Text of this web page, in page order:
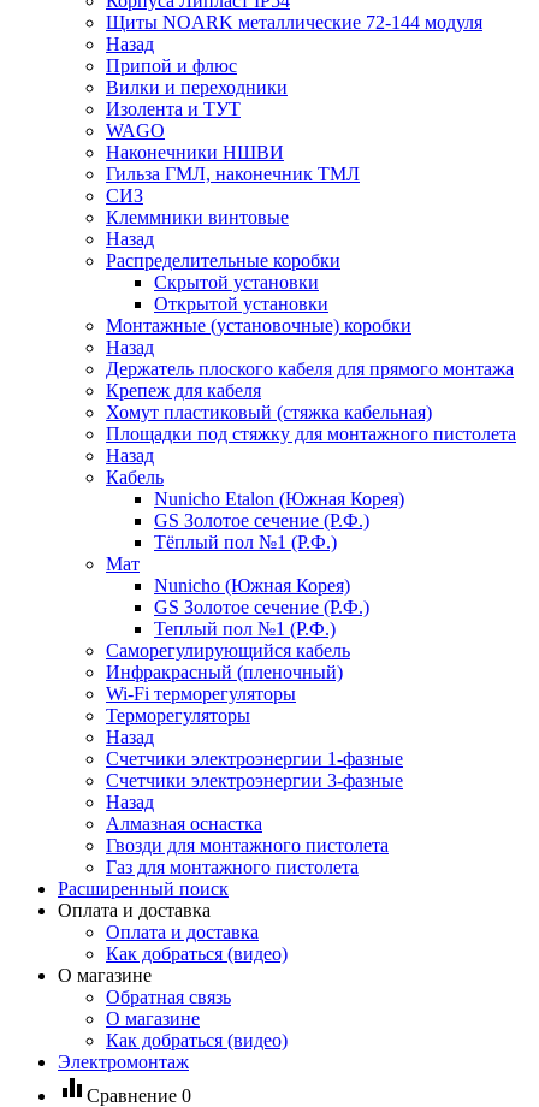
Щиты NOARK металлические 72-144 модуля
Назад
Припой и флюс
Вилки и переходники
Изолента и ТУТ
WAGO
Наконечники НШВИ
Гильза ГМЛ, наконечник ТМЛ
СИЗ
Клеммники винтовые
Назад
Распределительные коробки
Скрытой установки
Открытой установки
Монтажные (установочные) коробки
Назад
Держатель плоского кабеля для прямого монтажа
Крепеж для кабеля
Хомут пластиковый (стяжка кабельная)
Площадки под стяжку для монтажного пистолета
Назад
Кабель
Nunicho Etalon (Южная Корея)
GS Золотое сечение (Р.Ф.)
Тёплый пол №1 (Р.Ф.)
Мат
Nunicho (Южная Корея)
GS Золотое сечение (Р.Ф.)
Теплый пол №1 (Р.Ф.)
Саморегулирующийся кабель
Инфракрасный (пленочный)
Wi-Fi терморегуляторы
Терморегуляторы
Назад
Счетчики электроэнергии 1-фазные
Счетчики электроэнергии 3-фазные
Назад
Алмазная оснастка
Гвозди для монтажного пистолета
Газ для монтажного пистолета
Расширенный поиск
Оплата и доставка
Оплата и доставка
Как добраться (видео)
О магазине
Обратная связь
О магазине
Как добраться (видео)
Электромонтаж
equalizer Сравнение 0